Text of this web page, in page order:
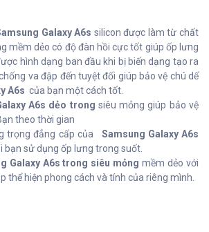
Galaxy A6s silicon được làm từ chất
mềm dẻo có độ đàn hồi cực tốt giúp ốp lưng
hình dạng ban đầu khi bị biến dạng tạo ra
va đập đến tuyệt đối giúp bảo vệ chú dế
A6s của bạn một cách tốt.
A6s dẻo trong siêu mỏng giúp bảo vệ
theo thời gian
trọng đẳng cấp của
Samsung Galaxy A6s
bạn sử dụng ốp lưng trong suốt.
Galaxy A6s trong siêu mỏng mềm dẻo với
thể hiện phong cách và tính của riêng mình.